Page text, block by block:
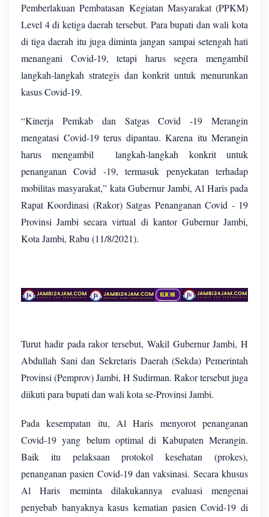
Pemberlakuan Pembatasan Kegiatan Masyarakat (PPKM)
Level 4 di ketiga daerah tersebut. Para bupati dan wali kota
di tiga daerah itu juga diminta jangan sampai setengah hati
menangani Covid-19, tetapi harus segera mengambil
langkah-langkah strategis dan konkrit untuk menurunkan
kasus Covid-19.
“Kinerja Pemkab dan Satgas Covid -19 Merangin
mengatasi Covid-19 terus dipantau. Karena itu Merangin
harus mengambil langkah-langkah konkrit untuk
penanganan Covid -19, termasuk penyekatan terhadap
mobilitas masyarakat,” kata Gubernur Jambi, Al Haris pada
Rapat Koordinasi (Rakor) Satgas Penanganan Covid - 19
Provinsi Jambi secara virtual di kantor Gubernur Jambi,
Kota Jambi, Rabu (11/8/2021).
Turut hadir pada rakor tersebut, Wakil Gubernur Jambi, H
Abdullah Sani dan Sekretaris Daerah (Sekda) Pemerintah
Provinsi (Pemprov) Jambi, H Sudirman. Rakor tersebut juga
diikuti para bupati dan wali kota se-Provinsi Jambi.
Pada kesempatan itu, Al Haris menyorot penanganan
Covid-19 yang belum optimal di Kabupaten Merangin.
Baik itu pelaksaan protokol kesehatan (prokes),
penanganan pasien Covid-19 dan vaksinasi. Secara khusus
Al Haris meminta dilakukannya evaluasi mengenai
penyebab banyaknya kasus kematian pasien Covid-19 di